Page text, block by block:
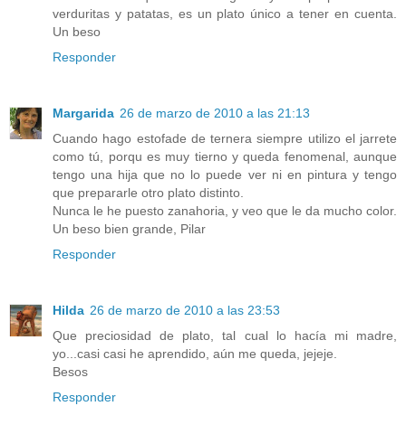
verduritas y patatas, es un plato único a tener en cuenta.
Un beso
Responder
Margarida 26 de marzo de 2010 a las 21:13
Cuando hago estofade de ternera siempre utilizo el jarrete
como tú, porqu es muy tierno y queda fenomenal, aunque
tengo una hija que no lo puede ver ni en pintura y tengo
que prepararle otro plato distinto.
Nunca le he puesto zanahoria, y veo que le da mucho color.
Un beso bien grande, Pilar
Responder
Hilda 26 de marzo de 2010 a las 23:53
Que preciosidad de plato, tal cual lo hacía mi madre,
yo...casi casi he aprendido, aún me queda, jejeje.
Besos
Responder